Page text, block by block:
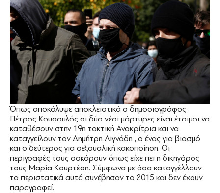
Όπως αποκάλυψε αποκλειστικά ο δημοσιογράφος
Πέτρος Κουσουλός οι δύο νέοι μάρτυρες είναι έτοιμοι να
καταθέσουν στην 19η τακτική Ανακρίτρια και να
καταγγείλουν τον Δημήτρη Λιγνάδη , ο ένας για βιασμό
και ο δεύτερος για σεξουαλική κακοποίηση. Οι
περιγραφές τους σοκάρουν όπως είχε πει η δικηγόρος
τους Μαρία Κουρτέση. Σύμφωνα με όσα καταγγέλλουν
τα περιστατικά αυτά συνέβησαν το 2015 και δεν έχουν
παραγραφεί.